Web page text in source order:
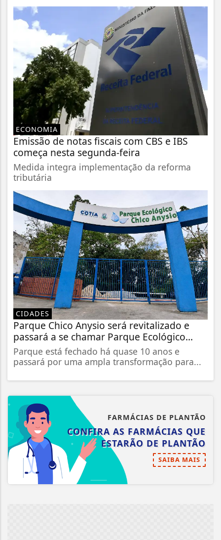
ECONOMIA
Emissão de notas fiscais com CBS e IBS
começa nesta segunda-feira
Medida integra implementação da reforma
tributária
CIDADES
Parque Chico Anysio será revitalizado e
passará a se chamar Parque Ecológico...
Parque está fechado há quase 10 anos e
passará por uma ampla transformação para...
FARMÁCIAS DE PLANTÃO
CONFIRA AS FARMÁCIAS QUE
ESTARÃO DE PLANTÃO
SAIBA MAIS